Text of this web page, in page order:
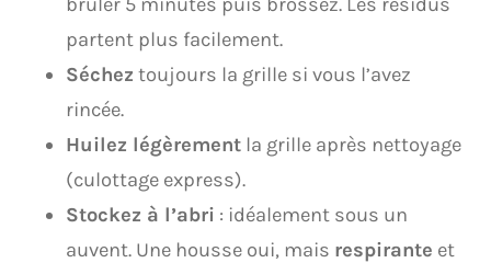
partent plus facilement.
Séchez toujours la grille si vous l’avez
rincée.
Huilez légèrement la grille après nettoyage
(culottage express).
Stockez à l’abri : idéalement sous un
auvent. Une housse oui, mais respirante et